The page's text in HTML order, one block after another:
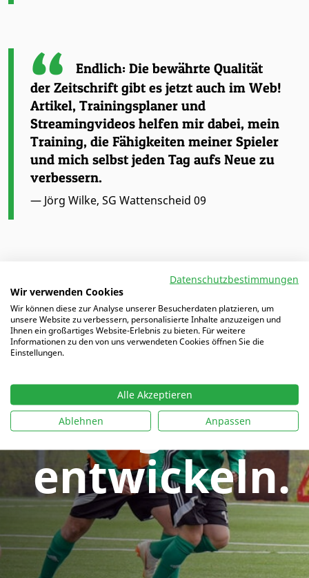
Endlich: Die bewährte Qualität
der Zeitschrift gibt es jetzt auch im Web!
Artikel, Trainingsplaner und
Streamingvideos helfen mir dabei, mein
Training, die Fähigkeiten meiner Spieler
und mich selbst jeden Tag aufs Neue zu
verbessern.
— Jörg Wilke, SG Wattenscheid 09
Verstehen.
Trainieren.
Erfolg
entwickeln.
Datenschutzbestimmungen
Wir verwenden Cookies
Wir können diese zur Analyse unserer Besucherdaten platzieren, um
unsere Website zu verbessern, personalisierte Inhalte anzuzeigen und
Ihnen ein großartiges Website-Erlebnis zu bieten. Für weitere
Informationen zu den von uns verwendeten Cookies öffnen Sie die
Einstellungen.
Alle Akzeptieren
Ablehnen
Anpassen